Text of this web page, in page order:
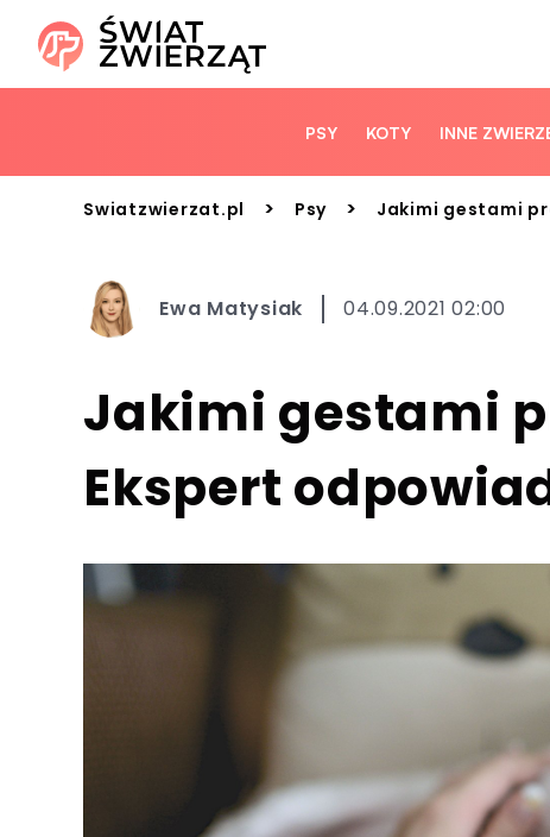
PSY KOTY INNE
Swiatzwierzat.pl > Psy > Jakimi gestami
Ewa Matysiak 04.09.2021 02:00
Jakimi gestami
Ekspert